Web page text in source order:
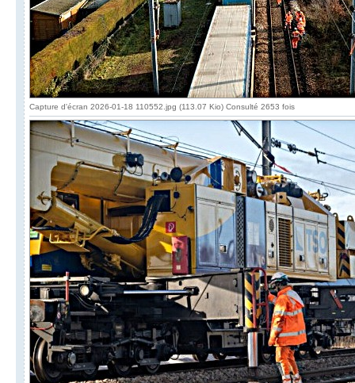
Capture d'écran 2026-01-18 110552.jpg (113.07 Kio) Consulté 2653 fois